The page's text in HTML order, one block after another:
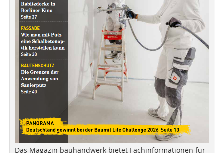
Das Magazin bauhandwerk bietet Fachinformationen für